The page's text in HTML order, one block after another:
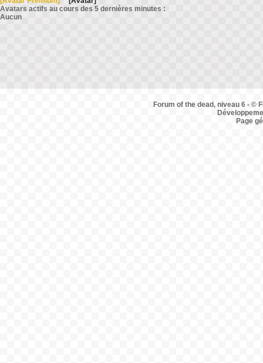
Avatars actifs au cours des 5 dernières minutes :
Aucun
Forum of the dead, niveau 6 - ©
Page